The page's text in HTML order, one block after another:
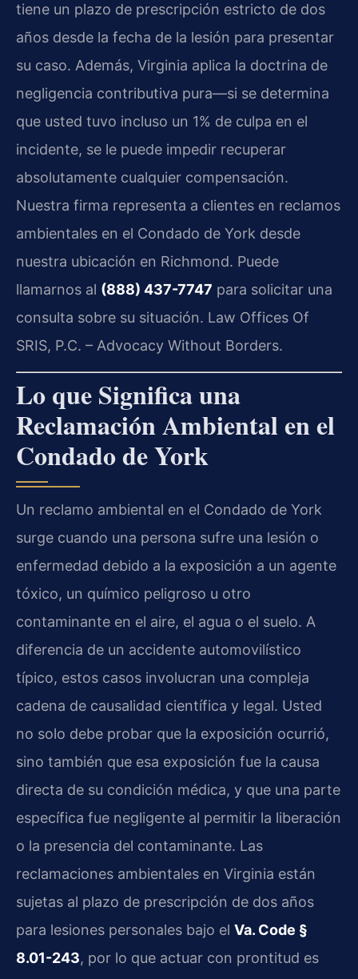
tiene un plazo de prescripción estricto de dos
años desde la fecha de la lesión para presentar
su caso. Además, Virginia aplica la doctrina de
negligencia contributiva pura—si se determina
que usted tuvo incluso un 1% de culpa en el
incidente, se le puede impedir recuperar
absolutamente cualquier compensación.
Nuestra firma representa a clientes en reclamos
ambientales en el Condado de York desde
nuestra ubicación en Richmond. Puede
llamarnos al (888) 437-7747 para solicitar una
consulta sobre su situación. Law Offices Of
SRIS, P.C. – Advocacy Without Borders.
Lo que Significa una
Reclamación Ambiental en el
Condado de York
Un reclamo ambiental en el Condado de York
surge cuando una persona sufre una lesión o
enfermedad debido a la exposición a un agente
tóxico, un químico peligroso u otro
contaminante en el aire, el agua o el suelo. A
diferencia de un accidente automovilístico
típico, estos casos involucran una compleja
cadena de causalidad científica y legal. Usted
no solo debe probar que la exposición ocurrió,
sino también que esa exposición fue la causa
directa de su condición médica, y que una parte
específica fue negligente al permitir la liberación
o la presencia del contaminante. Las
reclamaciones ambientales en Virginia están
sujetas al plazo de prescripción de dos años
para lesiones personales bajo el Va. Code §
8.01-243, por lo que actuar con prontitud es